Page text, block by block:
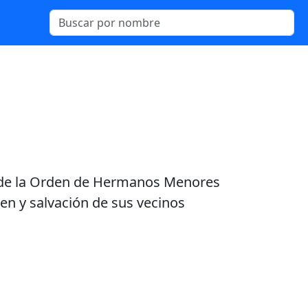
la Orden de Hermanos Menores
y salvación de sus vecinos